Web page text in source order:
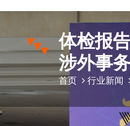
体检报
涉外事
首页 行业新闻